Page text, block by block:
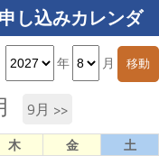
し込みカレンダ
年 月
9月 >>
木 金
土